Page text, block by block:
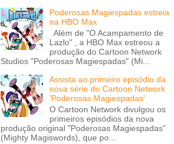
Poderosas Magiespadas estreia
na HBO Max
Além de "O Acampamento de
Lazlo" , a HBO Max estreou a
produção do Cartoon Network
Studios "Poderosas Magiespadas" (Mi...
Assista ao primeiro episódio da
nova série do Cartoon Network
'Poderosas Magiespadas'
O Cartoon Network divulgou os
primeiros episódios da nova
produção original "Poderosas Magiespadas"
(Mighty Magiswords), que po...